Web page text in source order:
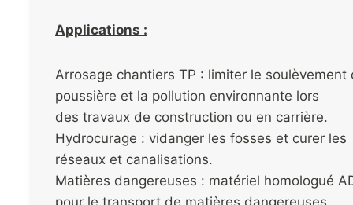
Applications :
Arrosage chantiers TP : limiter le soulèvement
poussière et la pollution environnante lors
des travaux de construction ou en carrière.
Hydrocurage : vidanger les fosses et curer les
réseaux et canalisations.
Matières dangereuses : matériel homologué